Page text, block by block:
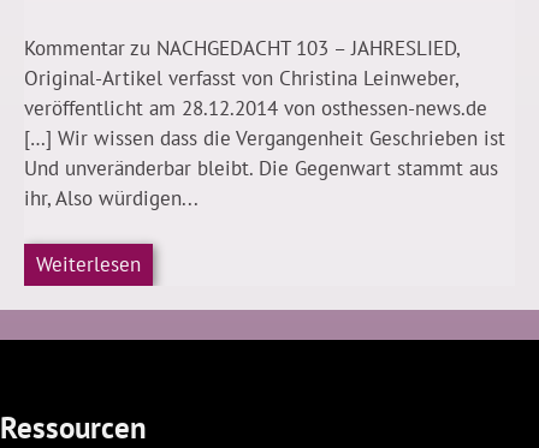
Kommentar zu NACHGEDACHT 103 – JAHRESLIED,
Original-Artikel verfasst von Christina Leinweber,
veröffentlicht am 28.12.2014 von osthessen-news.de
[…] Wir wissen dass die Vergangenheit Geschrieben ist
Und unveränderbar bleibt. Die Gegenwart stammt aus
ihr, Also würdigen...
Weiterlesen
Ressourcen